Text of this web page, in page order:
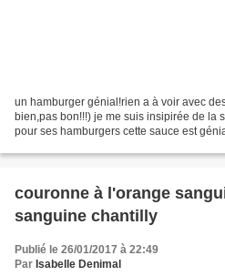
un hamburger génial!rien a à voir avec
bien,pas bon!!!) je me suis insipirée de la
pour ses hamburgers cette sauce est
couronne à l'orange
sanguine chantilly
Publié le 26/01/2017 à 22:49
Par Isabelle Denimal